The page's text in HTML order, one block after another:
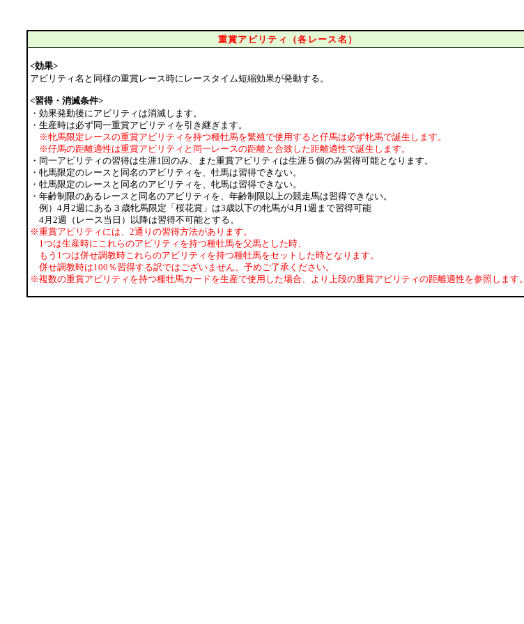
重賞アビリティ（各レース名）
<効果>
アビリティ名と同様の重賞レース時にレースタイム短縮効果が発動する。
<習得・消滅条件>
・効果発動後にアビリティは消滅します。
・生産時は必ず同一重賞アビリティを引き継ぎます。
※牝馬限定レースの重賞アビリティを持つ種牡馬を繁殖で使用すると仔馬は必ず牝馬で誕生します。
※仔馬の距離適性は重賞アビリティと同一レースの距離と合致した距離適性で誕生します。
・同一アビリティの習得は生涯1回のみ、また重賞アビリティは生涯５個のみ習得可能となります。
・牝馬限定のレースと同名のアビリティを、牡馬は習得できない。
・牡馬限定のレースと同名のアビリティを、牝馬は習得できない。
・年齢制限のあるレースと同名のアビリティを、年齢制限以上の競走馬は習得できない。
例）4月2週にある３歳牝馬限定「桜花賞」は3歳以下の牝馬が4月1週まで習得可能
4月2週（レース当日）以降は習得不可能とする。
※重賞アビリティには、2通りの習得方法があります。
1つは生産時にこれらのアビリティを持つ種牡馬を父馬とした時、
もう1つは併せ調教時これらのアビリティを持つ種牡馬をセットした時となります。
併せ調教時は100％習得する訳ではございません。予めご了承ください。
※複数の重賞アビリティを持つ種牡馬カードを生産で使用した場合、より上段の重賞アビリティの距離適性を参照します。